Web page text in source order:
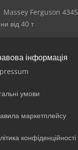
Massey Ferguson 4345
від 40 т
інформація
умови
маркетплейсу
конфіденційності